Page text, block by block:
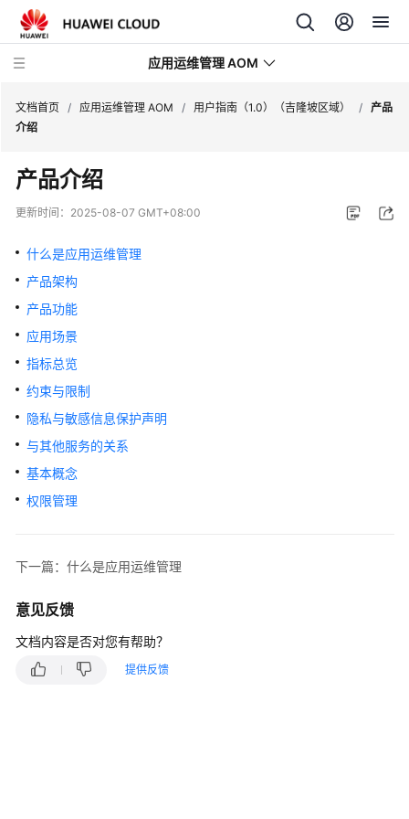
应用运维管理 AOM
最
新
动
品
介
绍
计
费
说
明
快
速
入
用
指
南
最
文档首页 / 应用运维管理 AOM / 用户指南（1.0）（吉隆坡区域） / 产品
介绍
产品介绍
更新时间： 2025-08-07 GMT+08:00
什么是应用运维管理
产品架构
产品功能
应用场景
指标总览
约束与限制
隐私与敏感信息保护声明
与其他服务的关系
基本概念
权限管理
下一篇：什么是应用运维管理
意见反馈
文档内容是否对您有帮助？
提供反馈